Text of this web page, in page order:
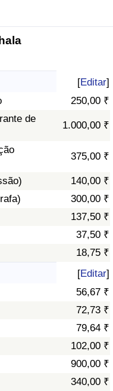
[Editar]
250,00 ₹
de
1.000,00 ₹
375,00 ₹
140,00 ₹
300,00 ₹
137,50 ₹
37,50 ₹
18,75 ₹
[Editar]
56,67 ₹
72,73 ₹
79,64 ₹
102,00 ₹
900,00 ₹
340,00 ₹
País